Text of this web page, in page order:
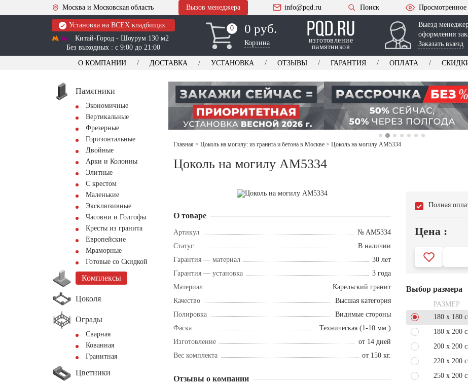
Москва и Московская область Вызов менеджера info@pqd.ru Поиск Просмотренное
Установка на ВСЕХ кладбищах
Китай-Город - Шоурум 130 м2
Без выходных : с 9:00 до 21:00
0
0 0 руб.
Корзина
изготовление
памятников
Выезд
оформления
Заказать выезд
О КОМПАНИИ ДОСТАВКА УСТАНОВКА ОТЗЫВЫ ГАРАНТИЯ ОПЛАТА
Памятники
Экономичные
Вертикальные
Фрезерные
Горизонтальные
Двойные
Арки и Колонны
Элитные
С крестом
Маленькие
Эксклюзивные
Часовни и Голгофы
Кресты из гранита
Европейские
Мраморные
Готовые со Скидкой
Комплексы
Цоколя
Ограды
Сварная
Кованная
Гранитная
Цветники
Главная > Цоколь на могилу: из гранита и бетона в Москве > Цоколь на могилу AM5334
Цоколь на могилу AM5334
О товаре
Артикул
№ AM5334
Статус
В наличии
Гарантия — материал
30 лет
Гарантия — установка
3 года
Материал
Карельский гранит
Качество
Высшая категория
Полировка
Видимые стороны
Фаска
Техническая (1-10 мм.)
Изготовление
от 14 дней
Вес комплекта
от 150 кг.
Отзывы о компании
Полная
Цена :
Выбор размера
РАЗМЕР
180 x 180
180 x 200
200 x 200
220 x 200
250 x 200